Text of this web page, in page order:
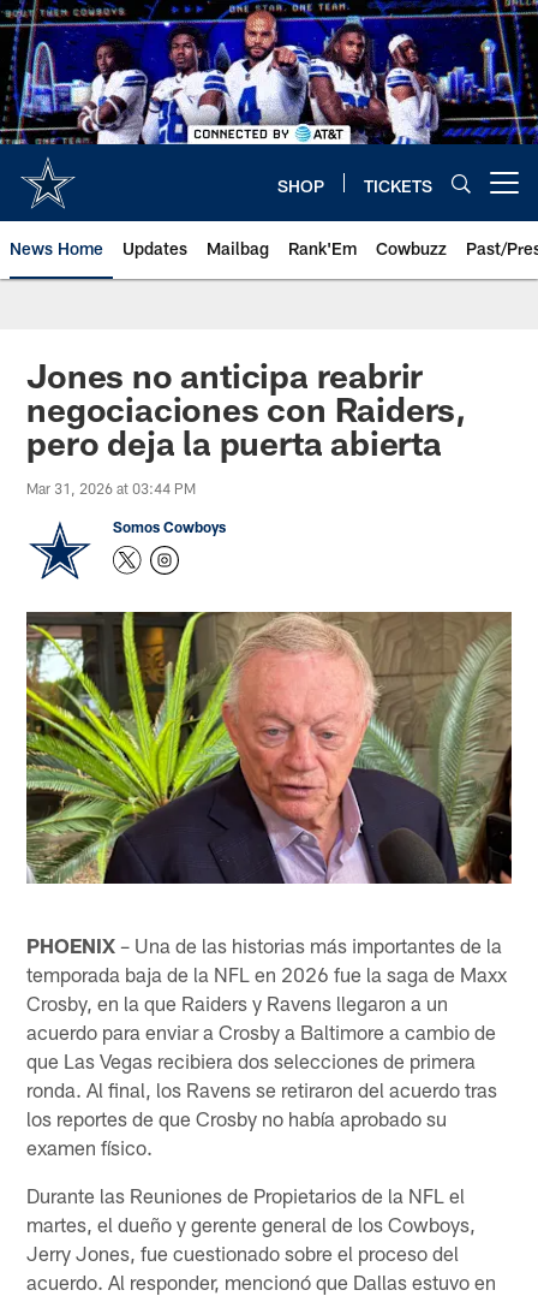
Skip
to
main
content
SHOP TICKETS
News Home Updates Mailbag Rank'Em Cowbuzz Past/
Jones no anticipa reabrir
negociaciones con Raiders,
pero deja la puerta abierta
Mar 31, 2026 at 03:44 PM
Somos Cowboys
PHOENIX – Una de las historias más importantes de la
temporada baja de la NFL en 2026 fue la saga de Maxx
Crosby, en la que Raiders y Ravens llegaron a un
acuerdo para enviar a Crosby a Baltimore a cambio de
que Las Vegas recibiera dos selecciones de primera
ronda. Al final, los Ravens se retiraron del acuerdo tras
los reportes de que Crosby no había aprobado su
examen físico.
Durante las Reuniones de Propietarios de la NFL el
martes, el dueño y gerente general de los Cowboys,
Jerry Jones, fue cuestionado sobre el proceso del
acuerdo. Al responder, mencionó que Dallas estuvo en